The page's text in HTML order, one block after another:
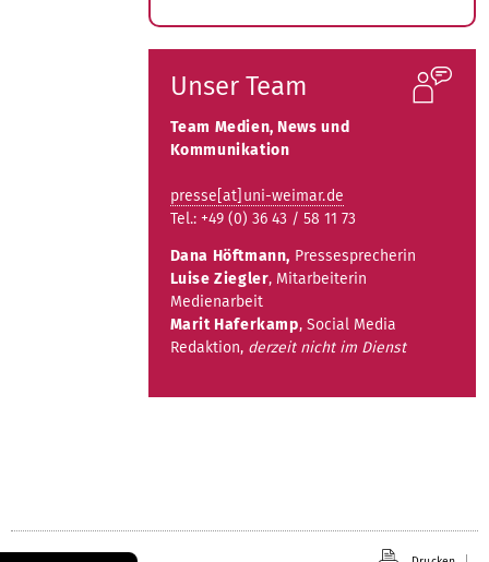
öffnen
Unser Team
Team Medien, News und
Kommunikation
presse[at]uni-weimar.de
Tel.: +49 (0) 36 43 / 58 11 73
Dana Höftmann, Pressesprecherin
Luise Ziegler, Mitarbeiterin
Medienarbeit
Marit Haferkamp, Social Media
Redaktion, derzeit nicht im Dienst